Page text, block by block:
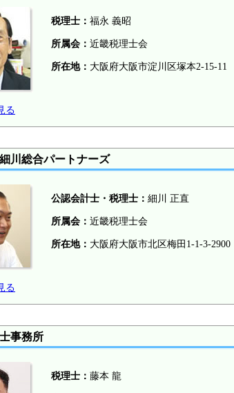
る
税理士： 福永 義昭
所属会： 近畿税理士会
所在地： 大阪府大阪市淀川区塚本2-15-11
川総合パートナーズ
る
公認会計士・税理士： 細川 正直
所属会： 近畿税理士会
所在地： 大阪府大阪市北区梅田1-1-3-2900
事務所
税理士： 藤本 龍